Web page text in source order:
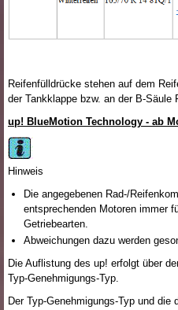
Reifenfülldrücke stehen auf dem
der Tankklappe bzw. an der B-Säule
up! BlueMotion Technology - ab
Hinweis
Die angegebenen Rad-/
entsprechenden Motoren immer
Getriebearten.
Abweichungen dazu werden
Die Auflistung des up! erfolgt über
Typ-Genehmigungs-Typ.
Der Typ-Genehmigungs-Typ und die